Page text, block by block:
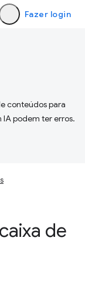
Fazer login
conteúdos para
podem ter erros.
de